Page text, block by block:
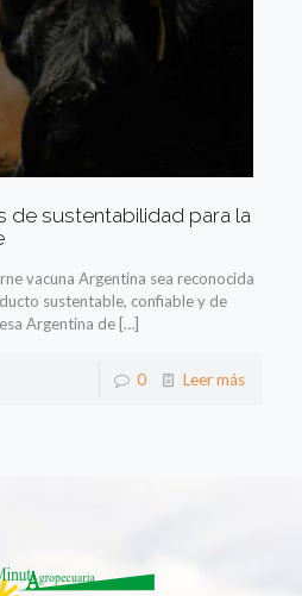
de sustentabilidad para la
vacuna Argentina sea reconocida
sustentable, confiable y de
Argentina de […]
0 Leer más